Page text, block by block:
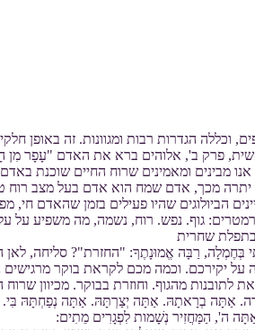
וכללה הגדרות רבות ומגוונות. זה באופן
פרק ב', אלוהים ברא את האדם "עָפָר מִן
ומאמינים שרוח החיים שוכנת
יתרה מכך, אדם שמח הוא אדם בעל מצב רוח
הביולוגים שהיו פעילים בזמן שהאדם חי,
גוף. נפש. רוח, נשמה, מה משפיע על על
שחרית
בְּחֶמְלָה, רַבָּה אֱמוּנָתֶךָ: "החזרת"? סליחה, לאן
יקירכם. וכמה מכם לקראת בוקר מרגישים
לתובנות מהגוף. וחוזרת בבוקר. מכיוון
אַתָּה בְרָאתָהּ. אַתָּה יְצַרְתָּהּ. אַתָּה נְפַחְתָּהּ בִּי.
ה', הַמַּחֲזִיר נְשָׁמות לִפְגָרִים מֵתִים: